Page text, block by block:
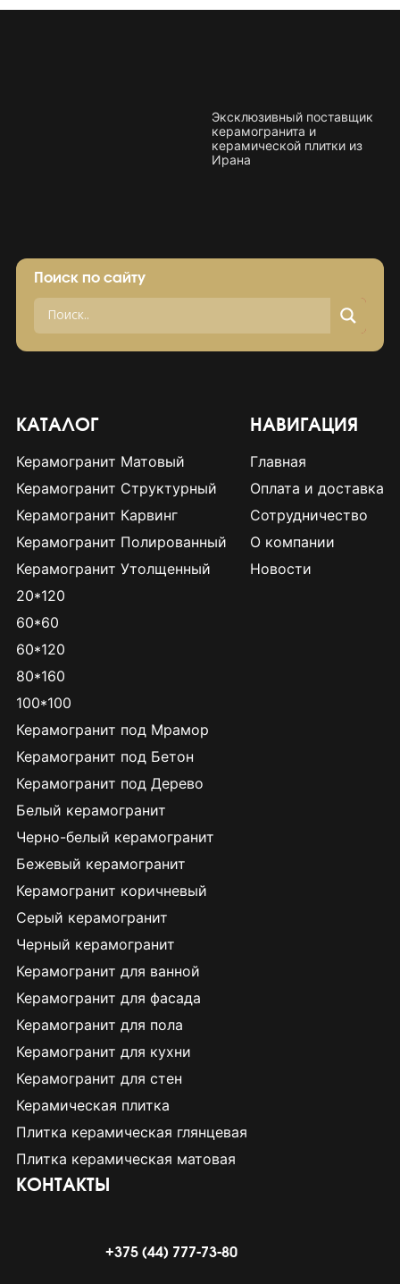
Эксклюзивный поставщик
керамогранита и
керамической плитки из
Ирана
Поиск по сайту
КАТАЛОГ
Керамогранит Матовый
Керамогранит Структурный
Керамогранит Карвинг
Керамогранит Полированный
Керамогранит Утолщенный
20*120
60*60
60*120
80*160
100*100
Керамогранит под Мрамор
Керамогранит под Бетон
Керамогранит под Дерево
Белый керамогранит
Черно-белый керамогранит
Бежевый керамогранит
Керамогранит коричневый
Серый керамогранит
Черный керамогранит
Керамогранит для ванной
Керамогранит для фасада
Керамогранит для пола
Керамогранит для кухни
Керамогранит для стен
Керамическая плитка
Плитка керамическая глянцевая
Плитка керамическая матовая
НАВИГАЦИЯ
Главная
Оплата и доставка
Сотрудничество
О компании
Новости
КОНТАКТЫ
+375 (44) 777-73-80